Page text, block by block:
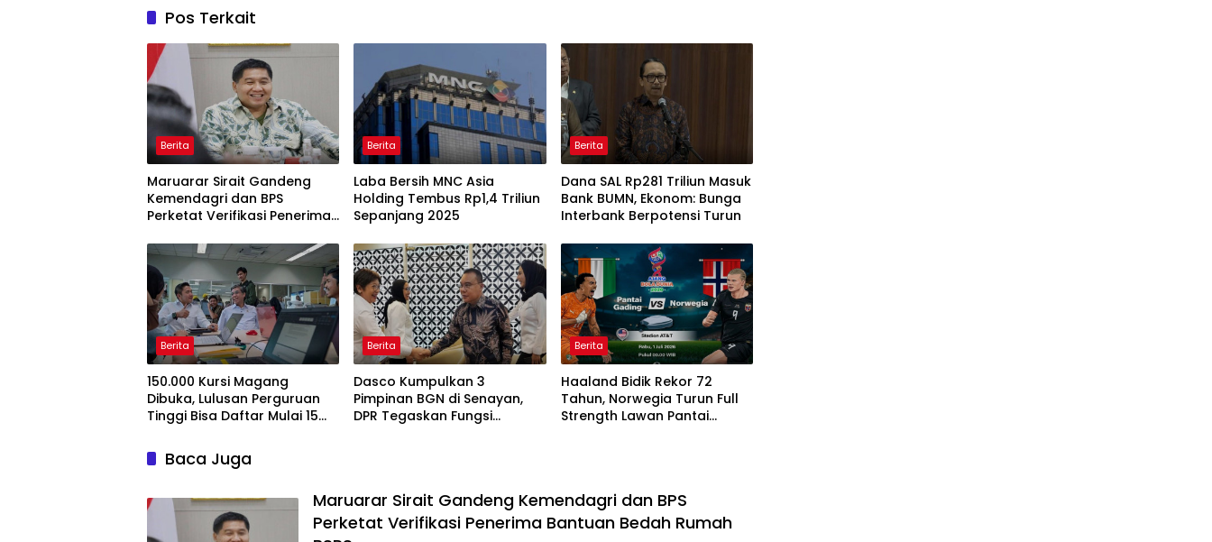
Pos Terkait
Berita
Maruarar Sirait Gandeng
Kemendagri dan BPS
Perketat Verifikasi Penerima
Berita
Laba Bersih MNC Asia
Holding Tembus Rp1,4 Triliun
Sepanjang 2025
Berita
Dana SAL Rp281 Triliun Masuk
Bank BUMN, Ekonom: Bunga
Interbank Berpotensi Turun
Berita
150.000 Kursi Magang
Dibuka, Lulusan Perguruan
Tinggi Bisa Daftar Mulai 15
Berita
Dasco Kumpulkan 3
Pimpinan BGN di Senayan,
DPR Tegaskan Fungsi
Berita
Haaland Bidik Rekor 72
Tahun, Norwegia Turun Full
Strength Lawan Pantai
Baca Juga
Maruarar Sirait Gandeng Kemendagri dan BPS
Perketat Verifikasi Penerima Bantuan Bedah Rumah